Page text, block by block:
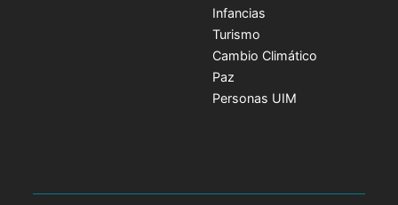
Infancias
Turismo
Cambio Climático
Paz
Personas UIM